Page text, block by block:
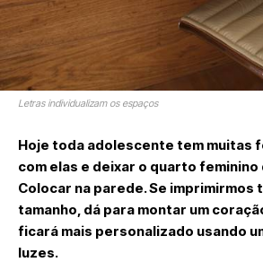
Letras individualizam os espaços
Hoje toda adolescente tem muitas
com elas e deixar o quarto
Colocar na parede. Se imprimirmos
tamanho, dá para montar um
ficará mais personalizado usando
luzes.